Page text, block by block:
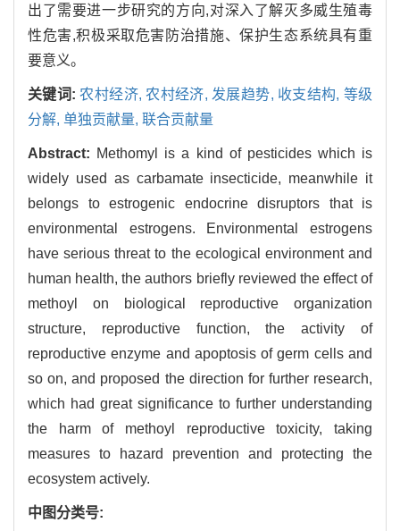
出了需要进一步研究的方向,对深入了解灭多威生殖毒
性危害,积极采取危害防治措施、保护生态系统具有重
要意义。
关键词:农村经济,农村经济, 发展趋势, 收支结构, 等级
分解, 单独贡献量, 联合贡献量
Abstract: Methomyl is a kind of pesticides which is
widely used as carbamate insecticide, meanwhile it
belongs to estrogenic endocrine disruptors that is
environmental estrogens. Environmental estrogens
have serious threat to the ecological environment and
human health, the authors briefly reviewed the effect of
methoyl on biological reproductive organization
structure, reproductive function, the activity of
reproductive enzyme and apoptosis of germ cells and
so on, and proposed the direction for further research,
which had great significance to further understanding
the harm of methoyl reproductive toxicity, taking
measures to hazard prevention and protecting the
ecosystem actively.
中图分类号: